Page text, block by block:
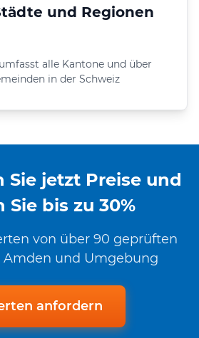
und Regionen
alle Kantone und über
in der Schweiz
Sie jetzt Preise und
Sie bis zu 30%
von über 90 geprüften
und Umgebung
anfordern